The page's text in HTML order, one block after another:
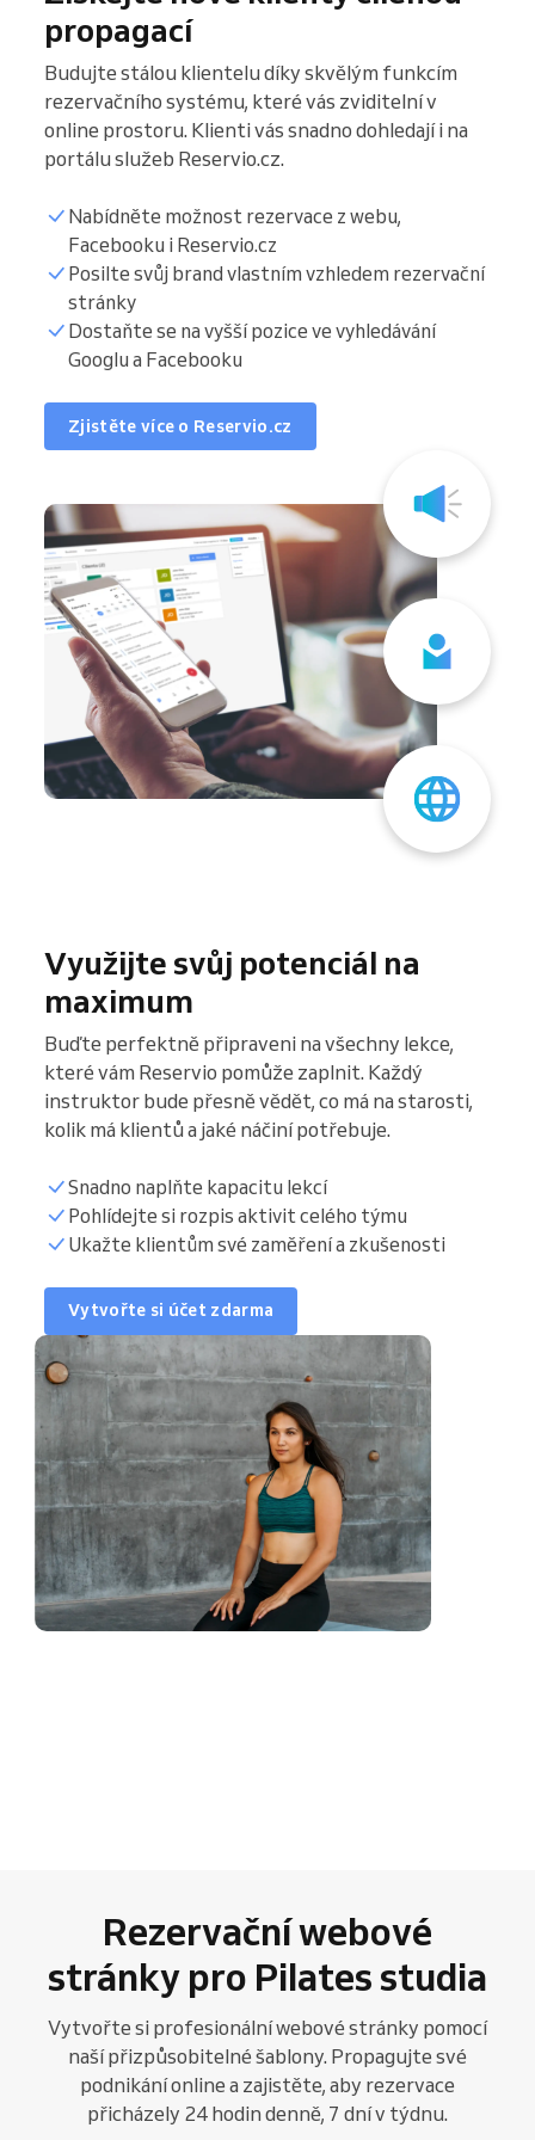
propagací
Budujte stálou klientelu díky skvělým funkcím
rezervačního systému, které vás zviditelní v
online prostoru. Klienti vás snadno dohledají i na
portálu služeb Reservio.cz.
Nabídněte možnost rezervace z webu,
Facebooku i Reservio.cz
Posilte svůj brand vlastním vzhledem rezervační
stránky
Dostaňte se na vyšší pozice ve vyhledávání
Googlu a Facebooku
Zjistěte více o Reservio.cz
Kalendář
Rozvrh
Využijte svůj potenciál na
maximum
Buďte perfektně připraveni na všechny lekce,
které vám Reservio pomůže zaplnit. Každý
instruktor bude přesně vědět, co má na starosti,
kolik má klientů a jaké náčiní potřebuje.
Snadno naplňte kapacitu lekcí
Pohlídejte si rozpis aktivit celého týmu
Ukažte klientům své zaměření a zkušenosti
Vytvořte si účet zdarma
Rezervační webové
stránky pro Pilates studia
Vytvořte si profesionální webové stránky pomocí
naší přizpůsobitelné šablony. Propagujte své
podnikání online a zajistěte, aby rezervace
přicházely 24 hodin denně, 7 dní v týdnu.